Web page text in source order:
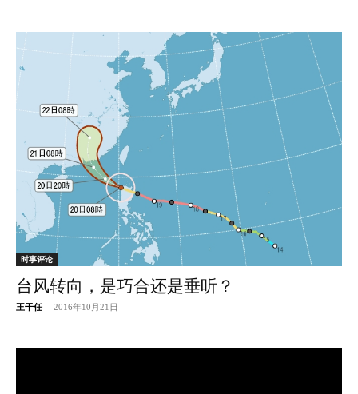
时事评论
台风转向，是巧合还是垂听？
王干任 - 2016年10月21日